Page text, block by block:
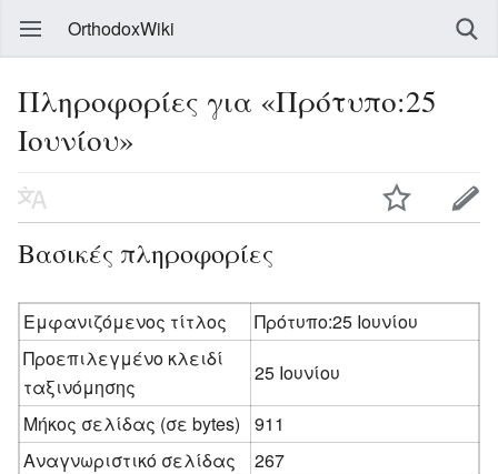
OrthodoxWiki
Πληροφορίες για «Πρότυπο:25
Ιουνίου»
Βασικές πληροφορίες
Εμφανιζόμενος τίτλος
Πρότυπο:25 Ιουνίου
Προεπιλεγμένο κλειδί
ταξινόμησης
25 Ιουνίου
Μήκος σελίδας (σε bytes)
911
Αναγνωριστικό σελίδας
267